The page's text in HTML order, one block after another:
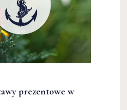
prezentowe w